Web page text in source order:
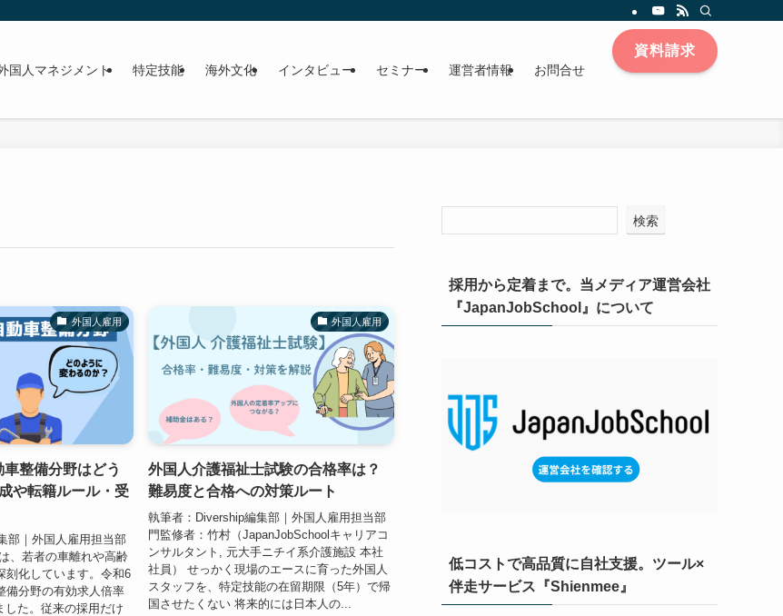
国人マネジメント 特定技能 海外文化 インタビュー セミナー 運営者情報 お問合せ
資料請求
外国人雇用
車整備分野はどう
や転籍ルール・受
部｜外国人雇用担当部
、若者の車離れや高齢
刻化しています。令和6
備分野の有効求人倍率
した。従来の採用だけ
外国人雇用
外国人介護福祉士試験の合格率は？
難易度と合格への対策ルート
執筆者：Divership編集部｜外国人雇用担当部
門監修者：竹村（JapanJobSchoolキャリアコ
ンサルタント, 元大手ニチイ系介護施設 本社
社員） せっかく現場のエースに育った外国人
スタッフを、特定技能の在留期限（5年）で帰
国させたくない 将来的には日本人の...
検索
採用から定着まで。当メディア運営会社
『JapanJobSchool』について
低コストで高品質に自社支援。ツール×
伴走サービス『Shienmee』